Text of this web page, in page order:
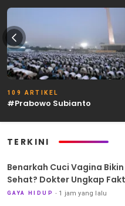
109 ARTIKEL
#Prabowo Subianto
TERKINI
Benarkah Cuci Vagina
Sehat? Dokter Ungkap
GAYA HIDUP 1 jam yang lalu